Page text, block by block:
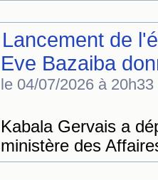
Lancement de
Eve Bazaiba
le 04/07/2026 à 20h33
Kabala Gervais a
ministère des